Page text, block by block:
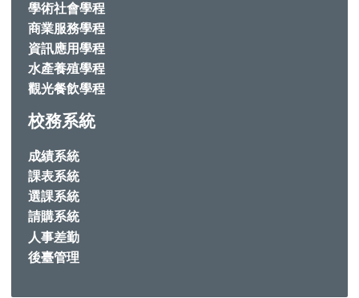
學術社會學程
商業服務學程
資訊應用學程
水產養殖學程
觀光餐飲學程
校務系統
成績系統
課表系統
選課系統
請購系統
人事差勤
後臺管理